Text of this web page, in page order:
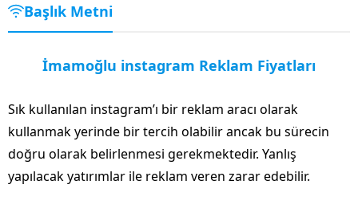
Başlık Metni
İmamoğlu instagram Reklam Fiyatları
Sık kullanılan instagram’ı bir reklam aracı olarak
kullanmak yerinde bir tercih olabilir ancak bu sürecin
doğru olarak belirlenmesi gerekmektedir. Yanlış
yapılacak yatırımlar ile reklam veren zarar edebilir.